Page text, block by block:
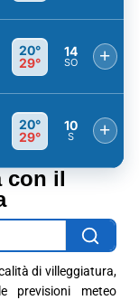
20°
29°
14
SO +
20°
29°
10
S +
con il
di villeggiatura,
previsioni meteo